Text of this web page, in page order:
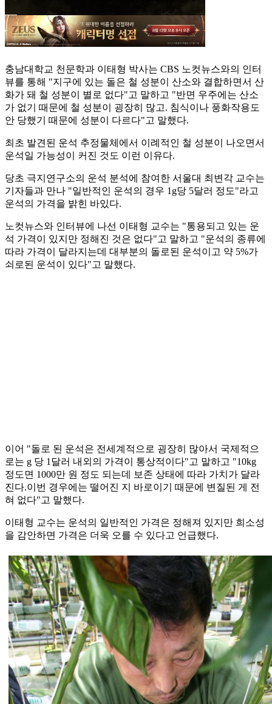
충남대학교 천문학과 이태형 박사는 CBS 노컷뉴스와의 인터
뷰를 통해 "지구에 있는 돌은 철 성분이 산소와 결합하면서 산
화가 돼 철 성분이 별로 없다"고 말하고 "반면 우주에는 산소
가 없기 때문에 철 성분이 굉장히 많고. 침식이나 풍화작용도
안 당했기 때문에 성분이 다르다"고 말했다.
최초 발견된 운석 추정물체에서 이례적인 철 성분이 나오면서
운석일 가능성이 커진 것도 이런 이유다.
당초 극지연구소의 운석 분석에 참여한 서울대 최변각 교수는
기자들과 만나 "일반적인 운석의 경우 1g당 5달러 정도"라고
운석의 가격을 밝힌 바있다.
노컷뉴스와 인터뷰에 나선 이태형 교수는 "통용되고 있는 운
석 가격이 있지만 정해진 것은 없다"고 말하고 "운석의 종류에
따라 가격이 달라지는데 대부분의 돌로된 운석이고 약 5%가
쇠로된 운석이 있다"고 말했다.
이어 "돌로 된 운석은 전세계적으로 굉장히 많아서 국제적으
로는 g 당 1달러 내외의 가격이 통상적이다"고 말하고 "10kg
정도면 1000만 원 정도 되는데 보존 상태에 따라 가치가 달라
진다.이번 경우에는 떨어진 지 바로이기 때문에 변질된 게 전
혀 없다"고 말했다.
이태형 교수는 운석의 일반적인 가격은 정해져 있지만 희소성
을 감안하면 가격은 더욱 오를 수 있다고 언급했다.